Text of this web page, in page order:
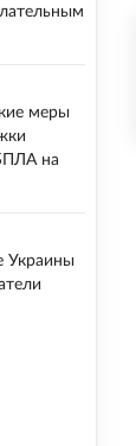
меры
на
Украины